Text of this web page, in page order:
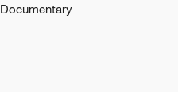
Documentary